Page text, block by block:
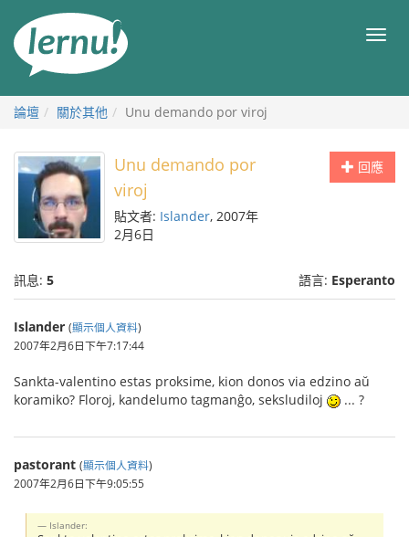
目
論壇 關於其他 Unu demando por viroj
回應
Unu demando por
viroj
貼文者: Islander, 2007年
2月6日
訊息: 5 語言: Esperanto
Islander (顯示個人資料)
2007年2月6日下午7:17:44
Sankta-valentino estas proksime, kion donos via edzino aŭ
koramiko? Floroj, kandelumo tagmanĝo, seksludiloj
... ?
pastorant (顯示個人資料)
2007年2月6日下午9:05:55
Islander: